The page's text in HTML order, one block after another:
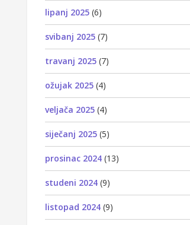
lipanj 2025 (6)
svibanj 2025 (7)
travanj 2025 (7)
ožujak 2025 (4)
veljača 2025 (4)
siječanj 2025 (5)
prosinac 2024 (13)
studeni 2024 (9)
listopad 2024 (9)